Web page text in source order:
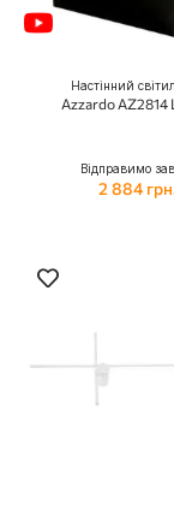
Настінний
Azzardo AZ2814
Відправимо
2 884